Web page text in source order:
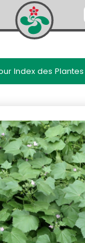
Index des Plantes